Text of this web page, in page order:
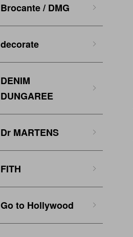
Brocante / DMG
decorate
DENIM
DUNGAREE
Dr MARTENS
FITH
Go to Hollywood